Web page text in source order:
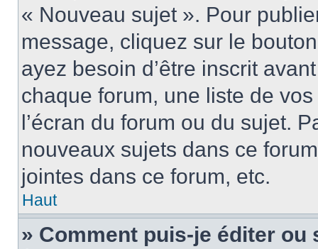
« Nouveau sujet ». Pour
message, cliquez sur le
ayez besoin d’être inscrit
chaque forum, une liste de
l’écran du forum ou du sujet.
nouveaux sujets dans ce
jointes dans ce forum, etc.
Haut
» Comment puis-je éditer